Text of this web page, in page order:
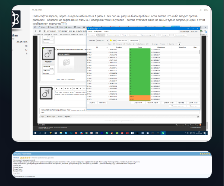
Форумы Открыть
Форумы Открыть